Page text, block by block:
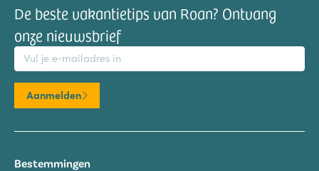
De beste vakantietips van Roan? Ontvang
onze nieuwsbrief
Aanmelden
Bestemmingen